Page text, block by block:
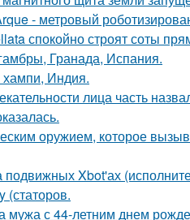
- метровый
спокойно строят соты
Гранада, Испания.
Индия.
лица часть
оружием, которое
Xbot'ах
мужа с 44-летним днем